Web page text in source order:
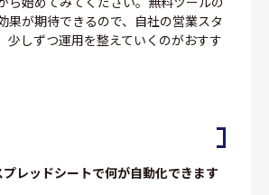
果が期待できるので、自社の営業スタ
少しずつ運用を整えていくのがおすす
レッドシートで何が自動化できます